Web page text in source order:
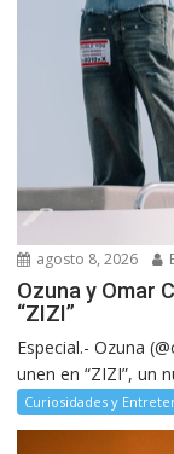
agosto 8, 2026
Ozuna y Omar
“ZIZI”
Especial.- Ozuna
unen en “ZIZI”, un
Curiosidades y